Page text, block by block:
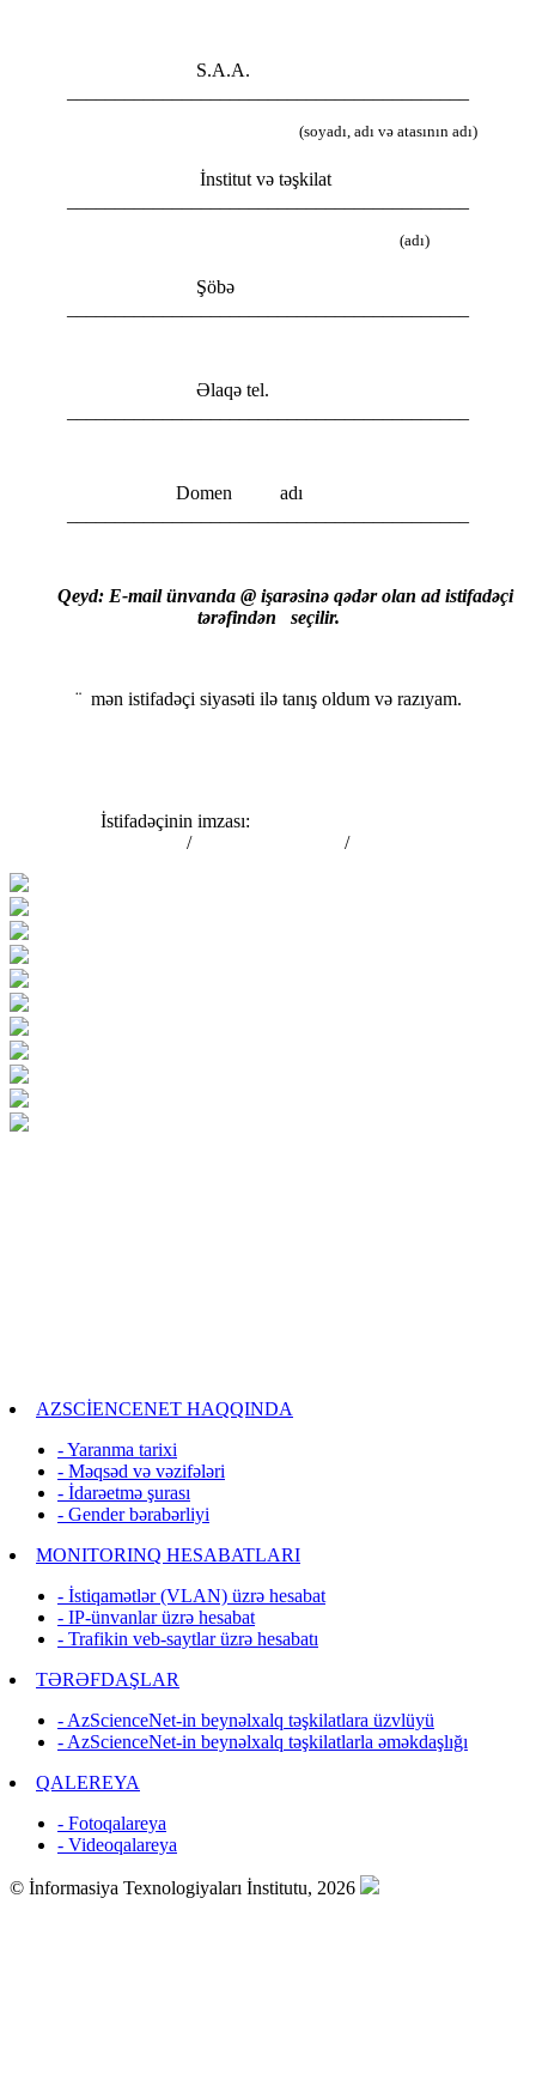
S.A.A.
(soyadı, adı və atasının adı)
İnstitut və təşkilat
(adı)
Şöbə
Əlaqə tel.
Domen adı
Qeyd: E-mail ünvanda @ işarəsinə qədər olan ad istifadəçi
tərəfindən seçilir.
¨ mən istifadəçi siyasəti ilə tanış oldum və razıyam.
İstifadəçinin imzası:
/ /
AZSCİENCENET HAQQINDA
- Yaranma tarixi
- Məqsəd və vəzifələri
- İdarəetmə şurası
- Gender bərabərliyi
MONITORINQ HESABATLARI
- İstiqamətlər (VLAN) üzrə hesabat
- IP-ünvanlar üzrə hesabat
- Trafikin veb-saytlar üzrə hesabatı
TƏRƏFDAŞLAR
- AzScienceNet-in beynəlxalq təşkilatlara üzvlüyü
- AzScienceNet-in beynəlxalq təşkilatlarla əməkdaşlığı
QALEREYA
- Fotoqalareya
- Videoqalareya
© İnformasiya Texnologiyaları İnstitutu, 2026